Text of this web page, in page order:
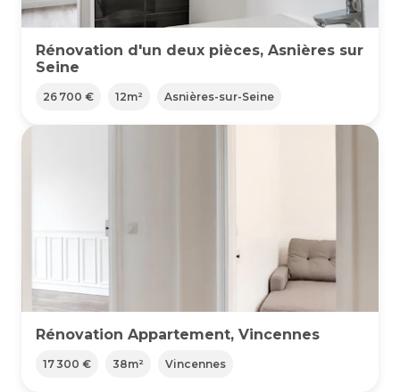
Rénovation d'un deux pièces, Asnières sur
Seine
26 700 € 12m² Asnières-sur-Seine
Rénovation Appartement, Vincennes
17 300 € 38m² Vincennes